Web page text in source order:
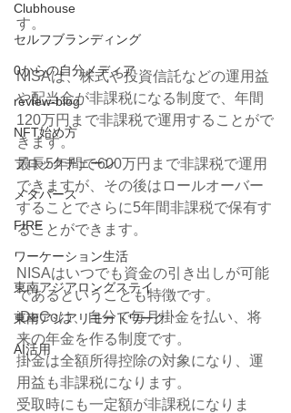
Clubhouse
セルフブランディング
0からの自分メディア
review-blog
NFT始め方
ブロックチェーン
メタバース
FIRE
ワーケーション生活
東南アジアロングステイ
東南アジアリモートワーク
AI活用
す。
NISAは、株式や投資信託などの運用益
や配当金が非課税になる制度で、年間
120万円まで非課税で運用することがで
きます。
最長5年間で600万円まで非課税で運用
できますが、その後はロールオーバー
することでさらに5年間非課税で保有す
ることができます。
NISAはいつでも資金の引き出しが可能
であるということも特徴です。
iDeCoは、自分で毎月掛金を払い、将
来の年金を作る制度です。
掛金は全額所得控除の対象になり、運
用益も非課税になります。
受取時にも一定額が非課税になりま